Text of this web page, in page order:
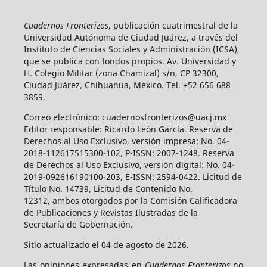
Cuadernos Fronterizos, publicación cuatrimestral de la
Universidad Autónoma de Ciudad Juárez, a través del
Instituto de Ciencias Sociales y Administración (ICSA),
que se publica con fondos propios. Av. Universidad y
H. Colegio Militar (zona Chamizal) s/n, CP 32300,
Ciudad Juárez, Chihuahua, México. Tel. +52 656 688
3859.
Correo electrónico: cuadernosfronterizos@uacj.mx
Editor responsable: Ricardo León García. Reserva de
Derechos al Uso Exclusivo, versión impresa: No. 04-
2018-112617515300-102, P-ISSN: 2007-1248. Reserva
de Derechos al Uso Exclusivo, versión digital: No. 04-
2019-092616190100-203, E-ISSN: 2594-0422. Licitud de
Título No. 14739, Licitud de Contenido No.
12312, ambos otorgados por la Comisión Calificadora
de Publicaciones y Revistas Ilustradas de la
Secretaría de Gobernación.
Sitio actualizado el 04 de agosto de 2026.